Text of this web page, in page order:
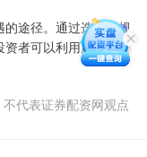
途径。通过选择正规
者可以利用股票配资
代表证券配资网观点